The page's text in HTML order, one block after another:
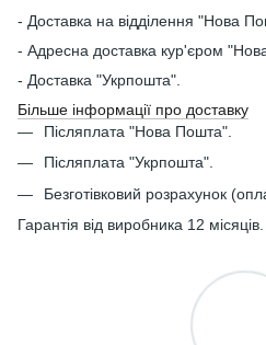
- Доставка на відділення "Нова
- Адресна доставка кур'єром
- Доставка "Укрпошта".
Більше інформації про доставку
Післяплата "Нова Пошта".
Післяплата "Укрпошта".
Безготівковий розрахунок
Гарантія від виробника 12 місяців.